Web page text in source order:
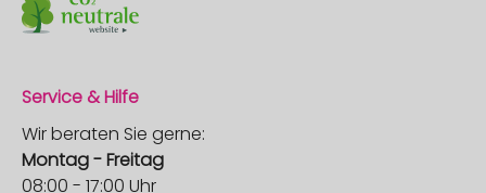
Service & Hilfe
Wir beraten Sie gerne:
Montag - Freitag
08:00 - 17:00 Uhr